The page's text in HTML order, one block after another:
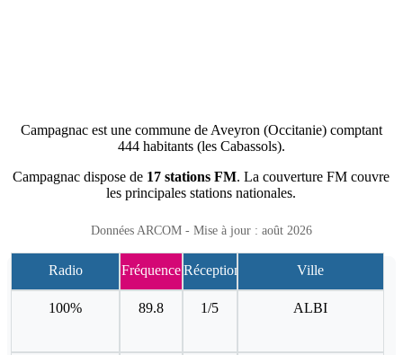
Campagnac est une commune de Aveyron (Occitanie) comptant
444 habitants (les Cabassols).
Campagnac dispose de 17 stations FM. La couverture FM couvre
les principales stations nationales.
Données ARCOM - Mise à jour : août 2026
Radio FréquenceRéception Ville
100% 89.8 1/5 ALBI